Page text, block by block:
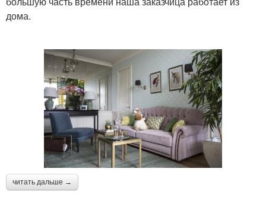
дома.
читать дальше →